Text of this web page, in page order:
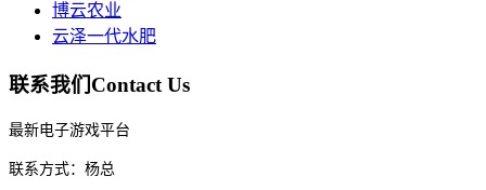
博云农业
云泽一代水肥
联系我们Contact Us
最新电子游戏平台
联系方式：杨总